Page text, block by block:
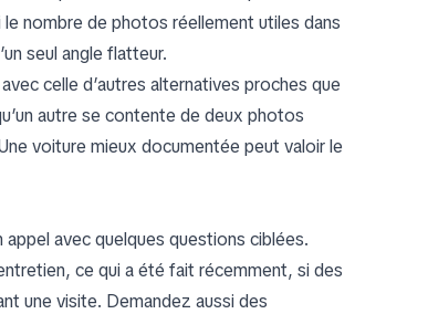
nombre de photos réellement utiles dans
seul angle flatteur.
celle d’autres alternatives proches que
autre se contente de deux photos
voiture mieux documentée peut valoir le
avec quelques questions ciblées.
ce qui a été fait récemment, si des
une visite. Demandez aussi des